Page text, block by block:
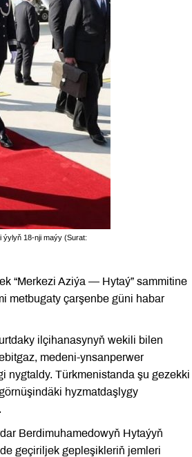
ýylyň 18-nji maýy (Surat:
“Merkezi Aziýa — Hytaý” sammitine
metbugaty çarşenbe güni habar
ilçihanasynyň wekili bilen
medeni-ynsanperwer
nygtaldy. Türkmenistanda şu gezekki
hyzmatdaşlygy
Berdimuhamedowyň Hytaýyň
geçiriljek gepleşikleriň jemleri